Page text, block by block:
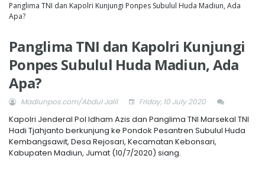
Panglima TNI dan Kapolri Kunjungi Ponpes Subulul Huda Madiun, Ada
Apa?
Panglima TNI dan Kapolri Kunjungi
Ponpes Subulul Huda Madiun, Ada
Apa?
Madiunpos.com/Abdul Jalil Friday, 10 July 2020
Kapolri Jenderal Pol Idham Azis dan Panglima TNI Marsekal TNI
Hadi Tjahjanto berkunjung ke Pondok Pesantren Subulul Huda
Kembangsawit, Desa Rejosari, Kecamatan Kebonsari,
Kabupaten Madiun, Jumat (10/7/2020) siang.